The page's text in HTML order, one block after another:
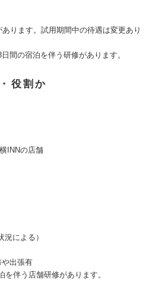
ります。試用期間中の待遇は変更あり
間の宿泊を伴う研修があります。
役割か
INNの店舗
による）
出張有
伴う店舗研修があります。